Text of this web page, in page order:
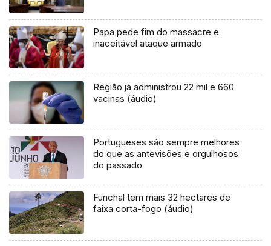
Papa pede fim do massacre e
inaceitável ataque armado
Região já administrou 22 mil e 660
vacinas (áudio)
Portugueses são sempre melhores
do que as antevisões e orgulhosos
do passado
Funchal tem mais 32 hectares de
faixa corta-fogo (áudio)